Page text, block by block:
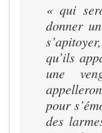
« qui
donner
qu’ils
une
pour
des